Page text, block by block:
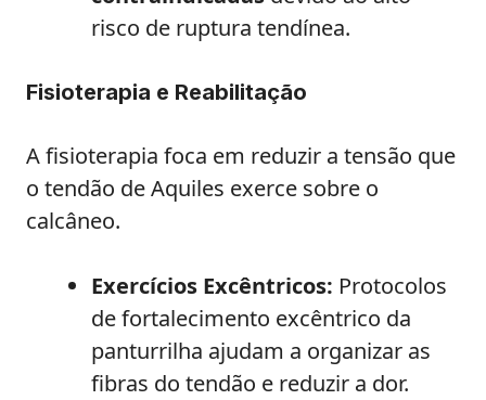
risco de ruptura tendínea.
Fisioterapia e Reabilitação
A fisioterapia foca em reduzir a tensão que
o tendão de Aquiles exerce sobre o
calcâneo.
Exercícios Excêntricos: Protocolos
de fortalecimento excêntrico da
panturrilha ajudam a organizar as
fibras do tendão e reduzir a dor.